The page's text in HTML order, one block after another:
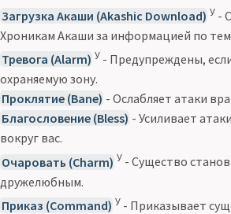
Загрузка Акаши (Akashic Download) У -
Хроникам Акаши за информацией по
Тревога (Alarm) У - Предупреждены,
охраняемую зону.
Проклятие (Bane) - Ослабляет атаки
Благословение (Bless) - Усиливает
вокруг вас.
Очаровать (Charm) У - Существо
дружелюбным.
Приказ (Command) У - Приказывает